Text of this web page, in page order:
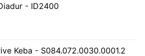
- ID2400
Keba - S084.072.0030.0001.2